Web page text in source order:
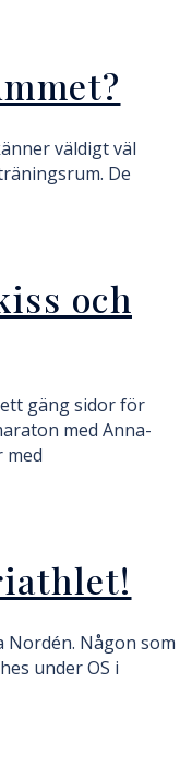
väldigt väl
De
och
gäng sidor för
med Anna-
med
Nordén. Någon som
under OS i